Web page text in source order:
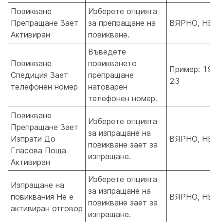
Повикване
Препращане Зает
Активиран
Изберете опцията
за препращане на
повикване.
ВЯРНО,
Повикване
Спедиция Зает
телефонен номер
Въведете
повикването
препращане
натоварен
телефонен номер.
Пример:
23
Повикване
Препращане Зает
Изпрати До
Гласова Поща
Активиран
Изберете опцията
за изпращане на
повикване зает за
изпращане.
ВЯРНО,
Изпращане на
повиквания Не е
активиран отговор
Изберете опцията
за изпращане на
повикване зает за
изпращане.
ВЯРНО,